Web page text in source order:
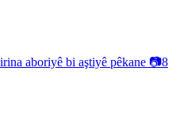
aboriyê bi aştiyê pêkane 📷8